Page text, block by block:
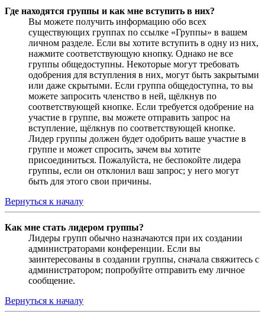
Где находятся группы и как мне вступить в них?
Вы можете получить информацию обо всех
существующих группах по ссылке «Группы» в вашем
личном разделе. Если вы хотите вступить в одну из них,
нажмите соответствующую кнопку. Однако не все
группы общедоступны. Некоторые могут требовать
одобрения для вступления в них, могут быть закрытыми
или даже скрытыми. Если группа общедоступна, то вы
можете запросить членство в ней, щёлкнув по
соответствующей кнопке. Если требуется одобрение на
участие в группе, вы можете отправить запрос на
вступление, щёлкнув по соответствующей кнопке.
Лидер группы должен будет одобрить ваше участие в
группе и может спросить, зачем вы хотите
присоединиться. Пожалуйста, не беспокойте лидера
группы, если он отклонил ваш запрос; у него могут
быть для этого свои причины.
Вернуться к началу
Как мне стать лидером группы?
Лидеры групп обычно назначаются при их создании
администраторами конференции. Если вы
заинтересованы в создании группы, сначала свяжитесь с
администратором; попробуйте отправить ему личное
сообщение.
Вернуться к началу